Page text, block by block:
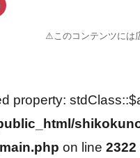
⚠このコンテンツには
property:
on line 2322